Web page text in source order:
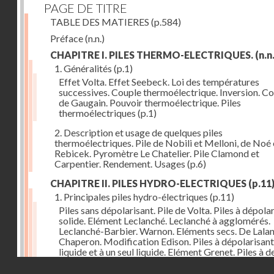
PAGE DE TITRE
TABLE DES MATIERES (p.584)
Préface(n.n.)
CHAPITRE I. PILES THERMO-ELECTRIQUES.
1. Généralités (p.1)
Effet Volta. Effet Seebeck. Loi des températures
successives. Couple thermoélectrique. Inversion.
de Gaugain. Pouvoir thermoélectrique. Piles
thermoélectriques (p.1)
2. Description et usage de quelques piles
thermoélectriques. Pile de Nobili et Melloni, de Noé
Rebicek. Pyromètre Le Chatelier. Pile Clamond et
Carpentier. Rendement. Usages (p.6)
CHAPITRE II. PILES HYDRO-ELECTRIQUES (p.11)
1. Principales piles hydro-électriques (p.11)
Piles sans dépolarisant. Pile de Volta. Piles à
solide. Elément Leclanché. Leclanché à agglomérés.
Leclanché-Barbier. Warnon. Eléments secs. De
Chaperon. Modification Edison. Piles à dépolarisant
liquide et à un seul liquide. Elément Grenet. Piles à